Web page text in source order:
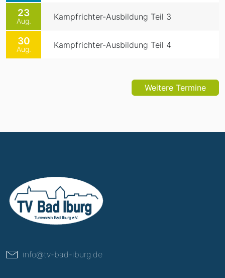
23
Aug. Kampfrichter-Ausbildung Teil 3
30
Aug. Kampfrichter-Ausbildung Teil 4
Weitere Termine
info@tv-bad-iburg.de